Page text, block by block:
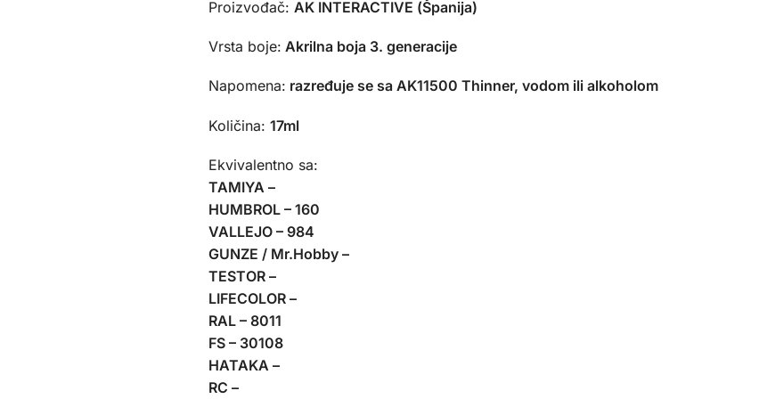
Proizvođač: AK INTERACTIVE (Španija)
Vrsta boje: Akrilna boja 3. generacije
Napomena: razređuje se sa AK11500 Thinner, vodom ili alkoholom
Količina: 17ml
Ekvivalentno sa:
TAMIYA –
HUMBROL – 160
VALLEJO – 984
GUNZE / Mr.Hobby –
TESTOR –
LIFECOLOR –
RAL – 8011
FS – 30108
HATAKA –
RC –